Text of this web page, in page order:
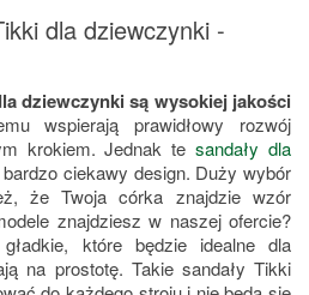
dla dziewczynki -
dziewczynki są wysokiej jakości
wspierają prawidłowy rozwój
krokiem. Jednak tesandały dla
ciekawy design. Duży wybór
że Twoja córka znajdzie wzór
znajdziesz w naszej ofercie?
które będzie idealne dla
na prostotę. Takie sandały Tikki